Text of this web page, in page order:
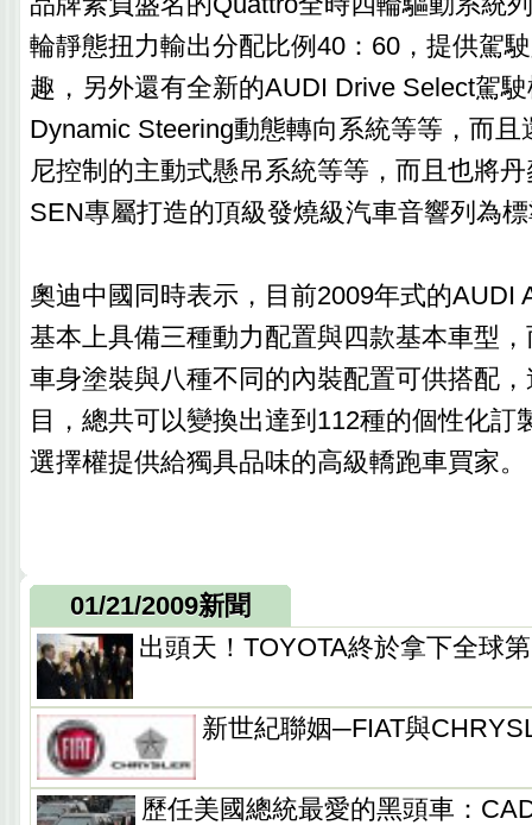
輪靜態扭力輸出分配比例40：60，提供駕
趣，另外還有全新的AUDI Drive Select駕
Dynamic Steering動態轉向系統等等，而
尼控制的主動式懸吊系統等等，而且也將
SEN專屬打造的頂級發燒級汽車音響列為
奧迪中國同時表示，目前2009年式的AUDI
基本上具備三種動力配置與四款基本車型
車身塗裝與八種不同的內裝配置可供搭配
目，總共可以變換出達到112種的個性化訂
選擇權提供給獨具品味的高級轎跑車買家。
01/21/2009新聞
出頭天！TOYOTA終於拿下全球
新世紀聯姻─FIAT與
歷任美國總統最愛的黑頭車：